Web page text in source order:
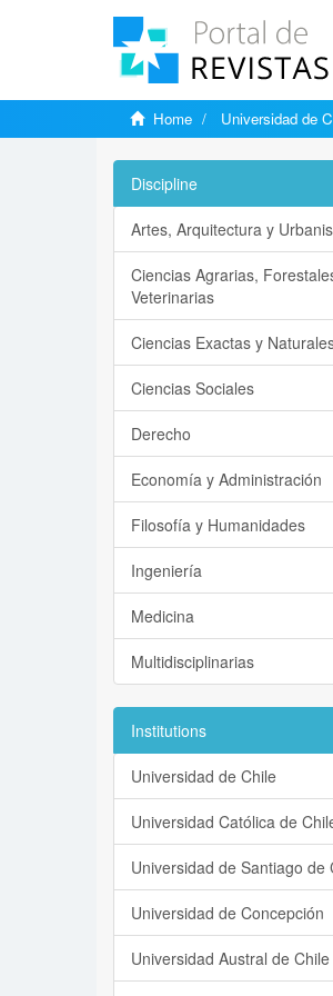
Home Universidad de
Discipline
Artes, Arquitectura y
Ciencias Agrarias,
Veterinarias
Ciencias Exactas y
Ciencias Sociales
Derecho
Economía y Administración
Filosofía y Humanidades
Ingeniería
Medicina
Multidisciplinarias
Institutions
Universidad de Chile
Universidad Católica de
Universidad de Santiago de
Universidad de Concepción
Universidad Austral de Chile